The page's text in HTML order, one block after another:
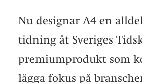
Nu designar A4 en
tidning åt Sveriges
premiumprodukt som
lägga fokus på